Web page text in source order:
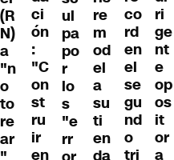
(R
N)
a
"n
o
to
re
ar
ci
ón
:
"C
on
st
ru
ir
en
ul
pa
po
r
lo
s
"e
rr
re
m
od
el
a
su
ti
en
co
rd
en
el
se
gu
nd
o
tri
ri
ge
nt
e
op
os
it
or
a